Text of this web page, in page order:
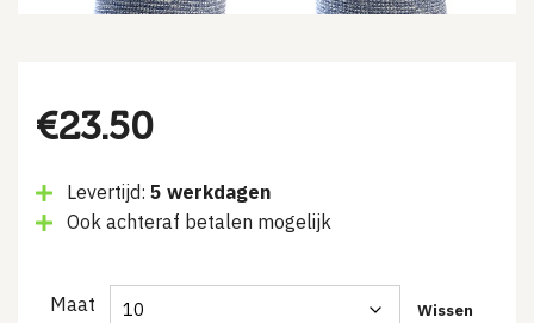
€23.50
Levertijd: 5 werkdagen
Ook achteraf betalen mogelijk
Maat Wissen